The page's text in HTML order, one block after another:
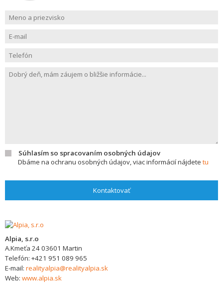
Súhlasím so spracovaním osobných údajov
Dbáme na ochranu osobných údajov, viac informácií nájdete tu
Kontaktovať
Alpia, s.r.o
A.Kmeťa 2403601 Martin
Telefón: +421 951 089 965
E-mail: realityalpia@realityalpia.sk
Web: www.alpia.sk